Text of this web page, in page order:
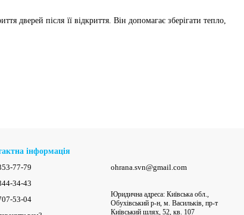
дверей після її відкриття. Він допомагає зберігати тепло,
інформація
77-79
34-43
53-04
ohrana.svn@gmail.com
Юридична адреса: Київська обл.,
Обухівський р-н, м. Васильків, пр-т
Київський шлях, 52, кв. 107